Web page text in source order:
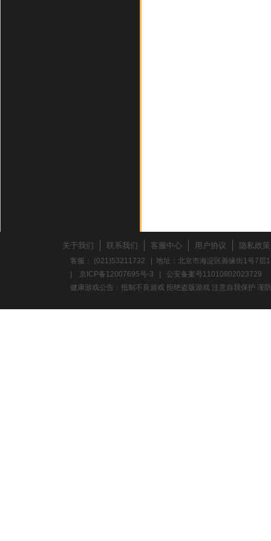
关于我们 联系我们 客服中心 用户协议 隐私政策
客服： (021)53211732 | 地址：北京市海淀区善缘街1号7
京ICP备12007695号-3
公安备案号11010802023729
健康游戏公告：抵制不良游戏 拒绝盗版游戏 注意自我保护 谨